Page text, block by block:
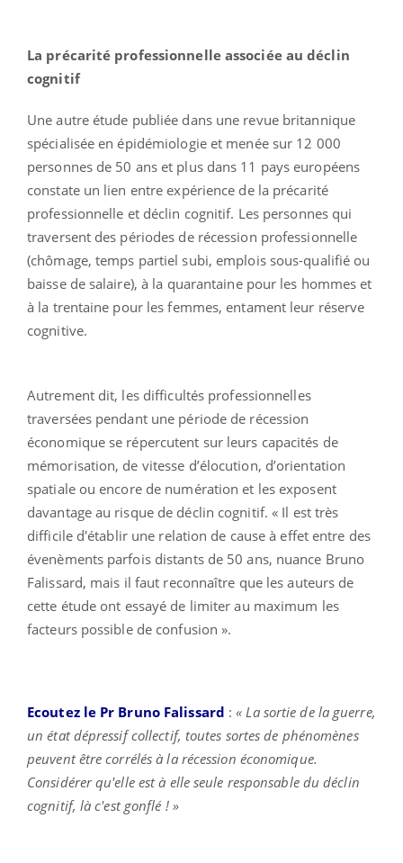
La précarité professionnelle associée au déclin
cognitif
Une autre étude publiée dans une revue britannique
spécialisée en épidémiologie et menée sur 12 000
personnes de 50 ans et plus dans 11 pays européens
constate un lien entre expérience de la précarité
professionnelle et déclin cognitif. Les personnes qui
traversent des périodes de récession professionnelle
(chômage, temps partiel subi, emplois sous-qualifié ou
baisse de salaire), à la quarantaine pour les hommes et
à la trentaine pour les femmes, entament leur réserve
cognitive.
Autrement dit, les difficultés professionnelles
traversées pendant une période de récession
économique se répercutent sur leurs capacités de
mémorisation, de vitesse d’élocution, d’orientation
spatiale ou encore de numération et les exposent
davantage au risque de déclin cognitif. « Il est très
difficile d'établir une relation de cause à effet entre des
évenèments parfois distants de 50 ans, nuance Bruno
Falissard, mais il faut reconnaître que les auteurs de
cette étude ont essayé de limiter au maximum les
facteurs possible de confusion ».
Ecoutez le Pr Bruno Falissard :« La sortie de la guerre,
un état dépressif collectif, toutes sortes de phénomènes
peuvent être corrélés à la récession économique.
Considérer qu'elle est à elle seule responsable du déclin
cognitif, là c'est gonflé ! »